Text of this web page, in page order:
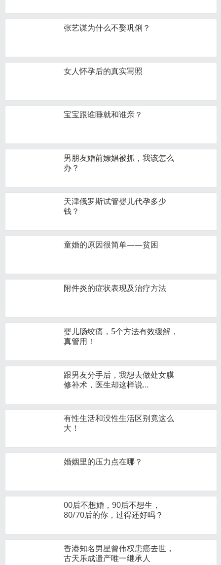
张艺谋为什么不娶巩俐？
女人怀孕后的真实写照
宝宝跟谁睡就和谁亲？
男朋友婚前嫖娼被抓，我该怎么
办？
天津俄罗斯试管婴儿代孕多少
钱？
童婚的原因很简单——贫困
附件炎的症状表现及治疗方法
婴儿肠绞痛，5个方法有效缓解，
真管用！
跟男友分手后，我想去做处女膜
修补术，医生却这样说…
有性生活和没性生活区别竟这么
大！
婚姻里的压力点在哪？
00后不想婚，90后不想生，
80/70后的你，过得还好吗？
香港知名男星曾伟权患癌去世，
古天乐成遗产唯一继承人